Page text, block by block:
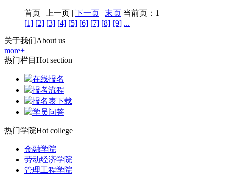
首页 | 上一页 | 下一页 | 末页 当前页：1
[1] [2] [3] [4] [5] [6] [7] [8] [9] ...
关于我们About us
more+
热门栏目 Hot section
在线报名
报考流程
报名表下载
学员问答
热门学院Hot college
金融学院
劳动经济学院
管理工程学院